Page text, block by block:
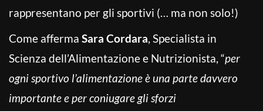
rappresentano per gli sportivi (… ma non solo!)
Come afferma Sara Cordara, Specialista in
Scienza dell’Alimentazione e Nutrizionista, “per
ogni sportivo l’alimentazione è una parte davvero
importante e per coniugare gli sforzi